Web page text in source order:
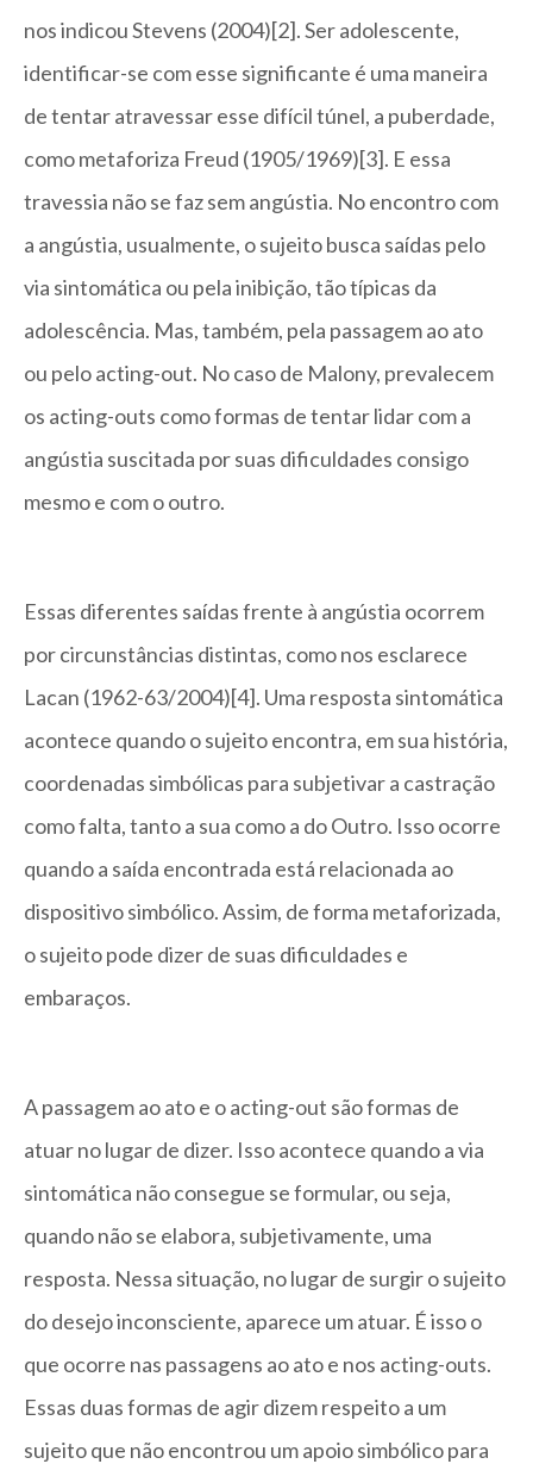
nos indicou Stevens (2004)[2]. Ser adolescente,
identificar-se com esse significante é uma maneira
de tentar atravessar esse difícil túnel, a puberdade,
como metaforiza Freud (1905/1969)[3]. E essa
travessia não se faz sem angústia. No encontro com
a angústia, usualmente, o sujeito busca saídas pelo
via sintomática ou pela inibição, tão típicas da
adolescência. Mas, também, pela passagem ao ato
ou pelo acting-out. No caso de Malony, prevalecem
os acting-outs como formas de tentar lidar com a
angústia suscitada por suas dificuldades consigo
mesmo e com o outro.
Essas diferentes saídas frente à angústia ocorrem
por circunstâncias distintas, como nos esclarece
Lacan (1962-63/2004)[4]. Uma resposta sintomática
acontece quando o sujeito encontra, em sua história,
coordenadas simbólicas para subjetivar a castração
como falta, tanto a sua como a do Outro. Isso ocorre
quando a saída encontrada está relacionada ao
dispositivo simbólico. Assim, de forma metaforizada,
o sujeito pode dizer de suas dificuldades e
embaraços.
A passagem ao ato e o acting-out são formas de
atuar no lugar de dizer. Isso acontece quando a via
sintomática não consegue se formular, ou seja,
quando não se elabora, subjetivamente, uma
resposta. Nessa situação, no lugar de surgir o sujeito
do desejo inconsciente, aparece um atuar. É isso o
que ocorre nas passagens ao ato e nos acting-outs.
Essas duas formas de agir dizem respeito a um
sujeito que não encontrou um apoio simbólico para